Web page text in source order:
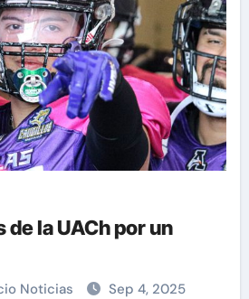
de la UACh por un
Noticias Sep 4, 2025